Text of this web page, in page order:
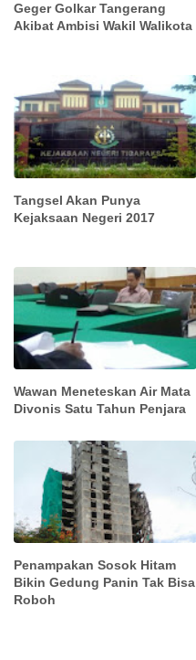
Geger Golkar Tangerang
Akibat Ambisi Wakil Walikota
Tangsel Akan Punya
Kejaksaan Negeri 2017
Wawan Meneteskan Air Mata
Divonis Satu Tahun Penjara
Penampakan Sosok Hitam
Bikin Gedung Panin Tak Bisa
Roboh